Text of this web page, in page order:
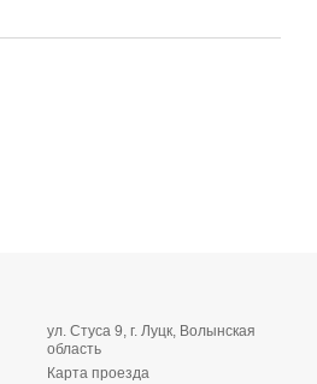
ул. Стуса 9, г. Луцк, Волынская
область
Карта проезда